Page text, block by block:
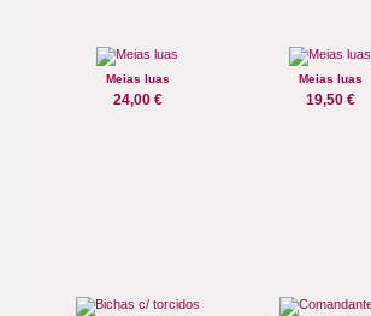
Meias luas
24,00 €
Meias luas
19,50 €